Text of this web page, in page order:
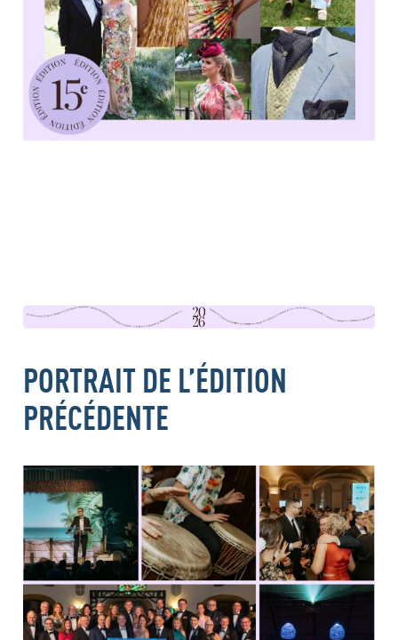
PORTRAIT DE L’ÉDITION
PRÉCÉDENTE